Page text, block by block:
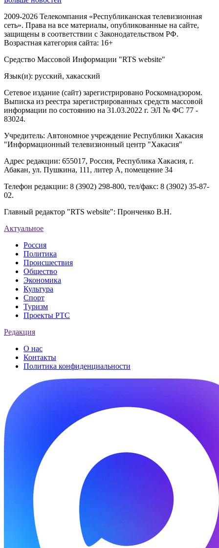
2009-2026 Телекомпания «Республиканская телевизионная
сеть». Права на все материалы, опубликованные на сайте,
защищены в соответствии с Законодательством РФ.
Возрастная категория сайта: 16+
Средство Массовой Информации "RTS website"
Язык(и): русский, хакасский
Сетевое издание (сайт) зарегистрировано Роскомнадзором.
Выписка из реестра зарегистрированных средств массовой
информации по состоянию на 31.03.2022 г. ЭЛ № ФС 77 -
83024.
Учредитель: Автономное учреждение Республики Хакасия
"Информационный телевизионный центр "Хакасия"
Адрес редакции: 655017, Россия, Республика Хакасия, г.
Абакан, ул. Пушкина, 111, литер А, помещение 34
Телефон редакции: 8 (3902) 298-800, тел/факс: 8 (3902) 35-87-
02.
Главный редактор "RTS website": Пронченко В.Н.
Актуальное
Россия
Политика
Происшествия
Общество
Экономика
Культура
Спорт
Туризм
Проекты РТС
Редакция
О нас
Контакты
Политика конфиденциальности